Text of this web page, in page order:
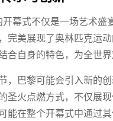
幕式不仅是一场艺术盛
完美展现了奥林匹克
合自身的特色，为全世
，巴黎可能会引入新的
圣火点燃方式，不仅展
能在整个开幕式中通过